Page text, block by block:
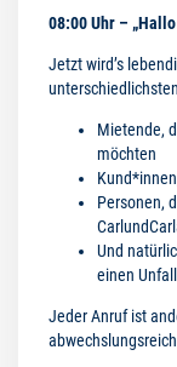
08:00 Uhr –
Jetzt wird’s
Mietende,
möchten
Personen,
Und
einen
Jeder Anruf ist